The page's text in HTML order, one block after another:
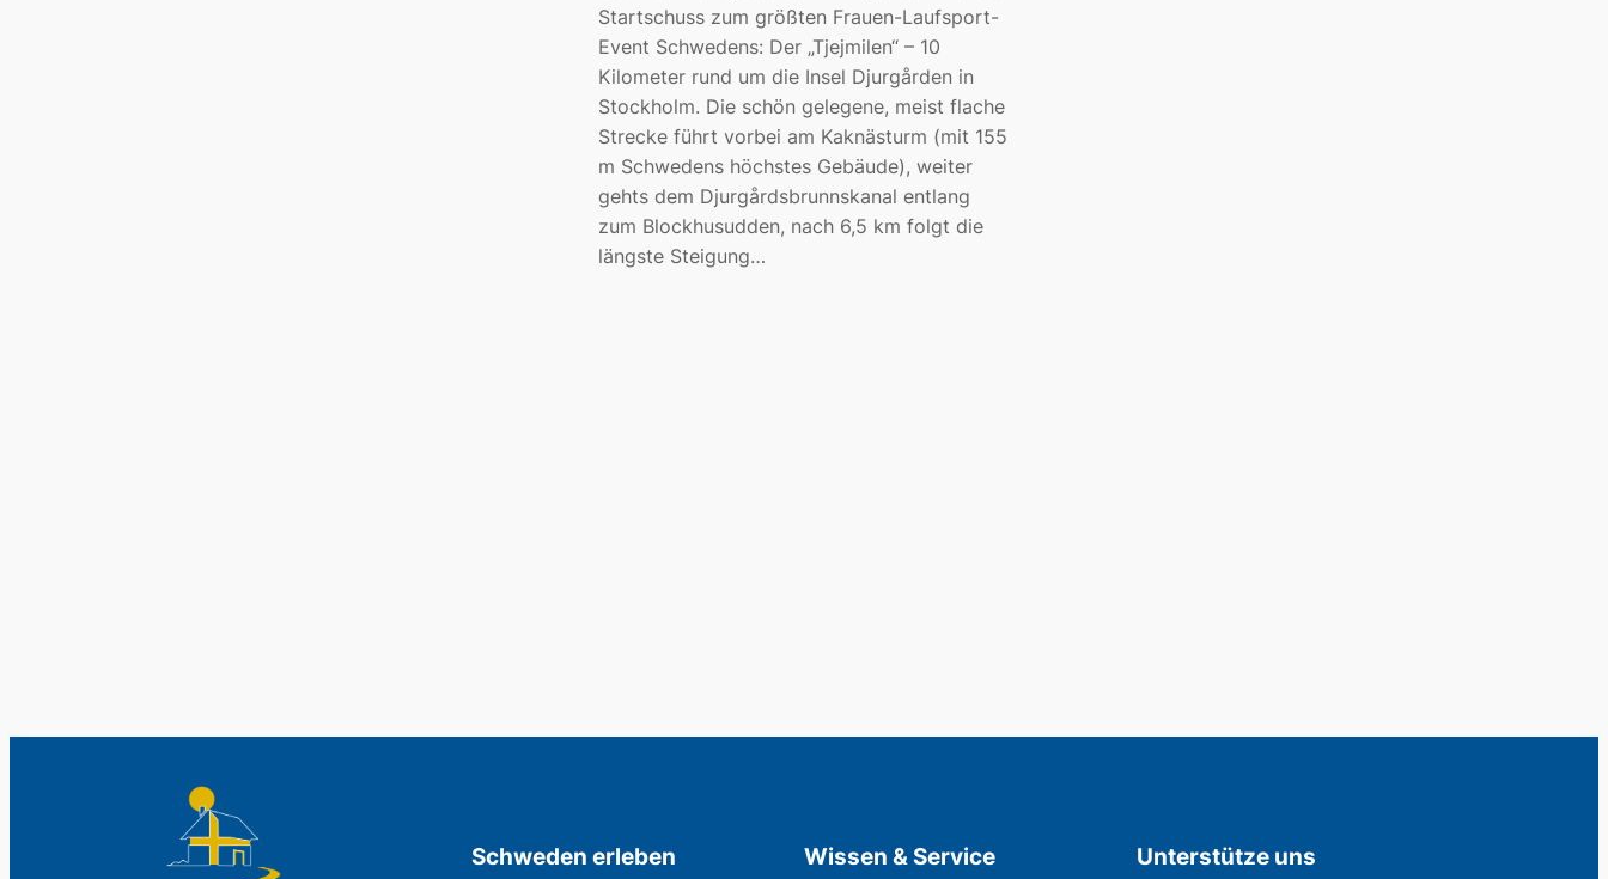
Startschuss zum größten Frauen-Laufsport-
Event Schwedens: Der „Tjejmilen“ – 10
Kilometer rund um die Insel Djurgården in
Stockholm. Die schön gelegene, meist flache
Strecke führt vorbei am Kaknästurm (mit 155
m Schwedens höchstes Gebäude), weiter
gehts dem Djurgårdsbrunnskanal entlang
zum Blockhusudden, nach 6,5 km folgt die
längste Steigung…
Schweden erleben Wissen & Service Unterstütze uns